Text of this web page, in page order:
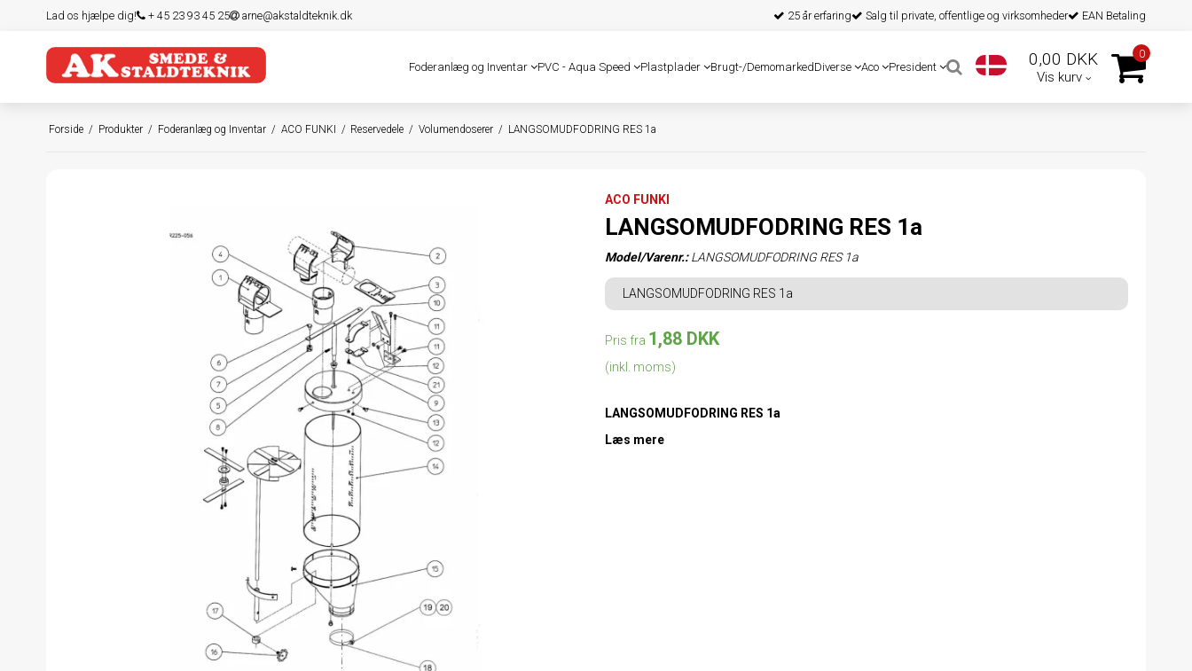
Lad os hjælpe dig! + 45 23 93 45 25 arne@akstaldteknik.dk 25 år erfaring Salg til private, offentlige og virksomheder EAN Betaling
Foderanlæg og Inventar PVC - Aqua Speed Plastplader Brugt-/DemomarkedDiverse Aco President 0,00 DKK
Vis kurv
0
Forside / Produkter / Foderanlæg og Inventar / ACO FUNKI / Reservedele / Volumendoserer / LANGSOMUDFODRING RES 1a
ACO FUNKI
LANGSOMUDFODRING RES 1a
Model/Varenr.: LANGSOMUDFODRING RES 1a
LANGSOMUDFODRING RES 1a
Pris fra 1,88 DKK
(inkl. moms)
LANGSOMUDFODRING RES 1a
Læs mere